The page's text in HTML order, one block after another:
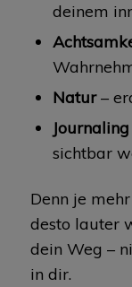
deinem
Natur–
Journaling
sichtbar
Denn je
desto lauter
dein Weg –
in dir.